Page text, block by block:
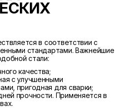
в соответствии с
стандартами. Важнейшие
стали:
качества;
с улучшенными
пригодная для сварки;
прочности. Применяется в